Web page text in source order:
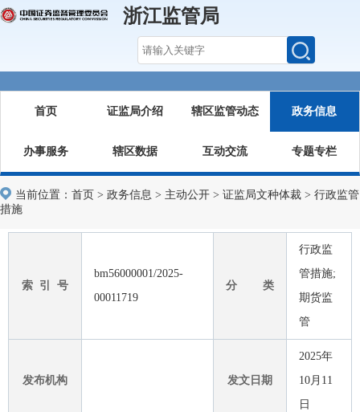
浙江监管局
首页 证监局介绍 辖区监管动态 政务信息
办事服务 辖区数据 互动交流 专题专栏
当前位置： 首页 > 政务信息 > 主动公开 > 证监局文种体裁 > 行政监管
措施
索 引 号
bm56000001/2025-
00011719
分 类
行政监
管措施;
期货监
管
发布机构 发文日期
2025年
10月11
日